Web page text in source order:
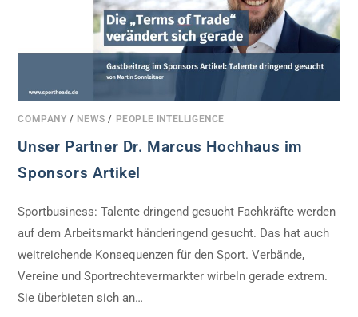
COMPANY / NEWS / PEOPLE INTELLIGENCE
Unser Partner Dr. Marcus Hochhaus im
Sponsors Artikel
Sportbusiness: Talente dringend gesucht Fachkräfte werden
auf dem Arbeitsmarkt händeringend gesucht. Das hat auch
weitreichende Konsequenzen für den Sport. Verbände,
Vereine und Sportrechtevermarkter wirbeln gerade extrem.
Sie überbieten sich an…